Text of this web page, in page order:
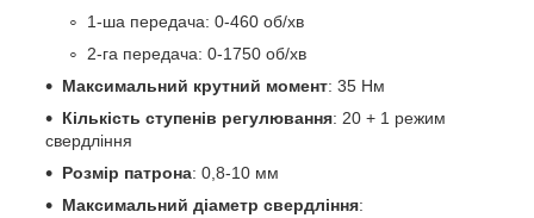
1-ша передача: 0-460 об/хв
2-га передача: 0-1750 об/хв
Максимальний крутний момент: 35 Нм
Кількість ступенів регулювання: 20 + 1 режим
свердління
Розмір патрона: 0,8-10 мм
Максимальний діаметр свердління: